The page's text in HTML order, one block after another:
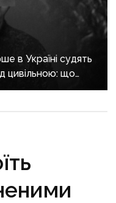
в Україні судять
цивільною: що